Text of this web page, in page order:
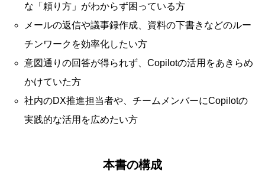
な「頼り方」がわからず困っている方
メールの返信や議事録作成、資料の下書きなどのルー
チンワークを効率化したい方
意図通りの回答が得られず、Copilotの活用をあきらめ
かけていた方
社内のDX推進担当者や、チームメンバーにCopilotの
実践的な活用を広めたい方
本書の構成